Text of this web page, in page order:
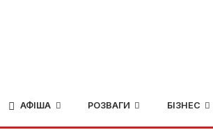
АФІША РОЗВАГИ БІЗНЕС